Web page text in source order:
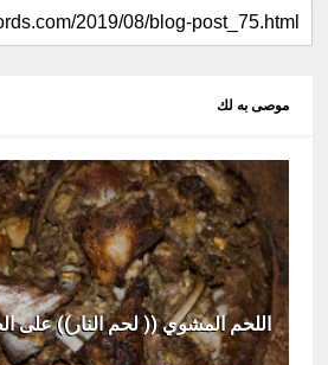
موصى به لك
اللحم المشوي (( لحم النار)) على